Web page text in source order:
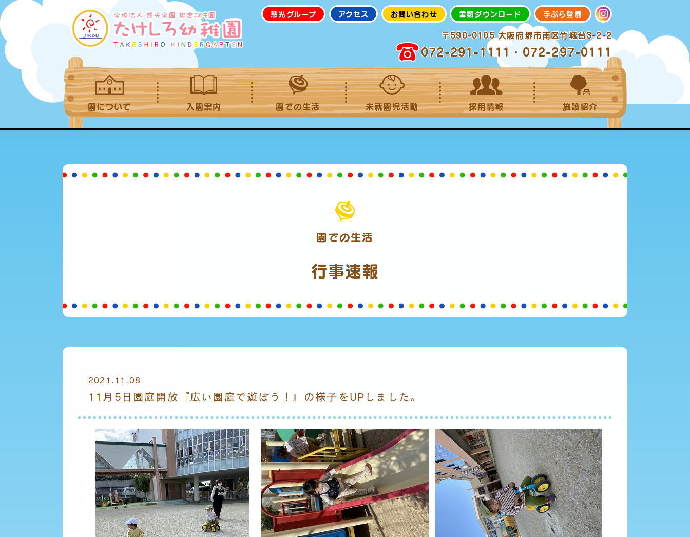
慈光グループ アクセス お問い合わせ 書類ダウンロード 手ぶら登園
〒590-0105 大阪府堺市南区竹城台3-2-2
072-291-1111・072-297-0111
園について 入園案内 園での生活 未就園児活動 採用情報 施設紹介
園での生活
行事速報
2021.11.08
11月5日園庭開放『広い園庭で遊ぼう！』の様子をUPしました。